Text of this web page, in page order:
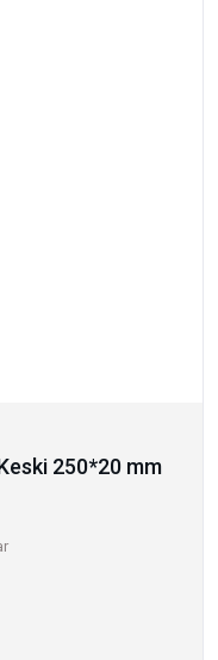
250*20 mm